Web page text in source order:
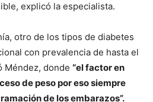
explicó la especialista.
otro de los tipos de diabetes
con prevalencia de hasta el
Méndez, donde “el factor en
de peso por eso siempre
de los embarazos”.